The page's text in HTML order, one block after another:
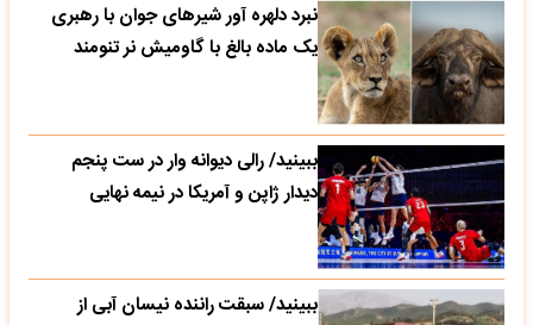
نبرد دلهره آور شیرهای جوان با رهبری
یک ماده بالغ با گاومیش نر تنومند
ببینید/ رالی دیوانه وار در ست پنجم
دیدار ژاپن و آمریکا در نیمه نهایی
ببینید/ سبقت راننده نیسان آبی از